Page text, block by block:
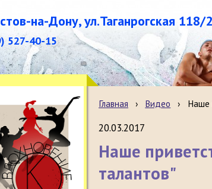
на-Дону, ул.Таганрогская 118/2
527-40-15
Главная › Видео › Наше
20.03.2017
Наше
талантов"